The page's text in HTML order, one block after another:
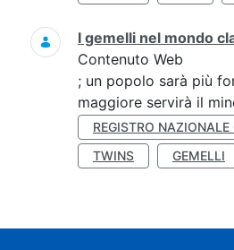
I gemelli nel mondo
Contenuto Web
; un popolo sarà più
maggiore servirà il
REGISTRO NAZIONALE
TWINS
GEMELLI